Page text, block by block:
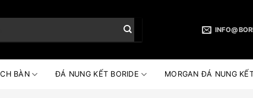
BÀN ĐÁ NUNG KẾT BORIDE MORGAN ĐÁ NUNG